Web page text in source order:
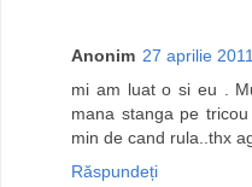
Anonim 27 aprilie
mi am luat o si eu .
mana stanga pe
min de cand rula..thx
Răspundeți